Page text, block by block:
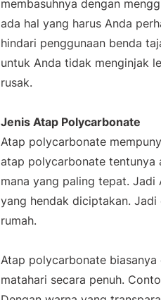
membasuhnya dengan
ada hal yang harus Anda
hindari penggunaan benda
untuk Anda tidak menginjak
rusak.
Jenis Atap Polycarbonate
Atap polycarbonate
atap polycarbonate tentunya
mana yang paling tepat. Jadi
yang hendak diciptakan.
rumah.
Atap polycarbonate
matahari secara penuh.